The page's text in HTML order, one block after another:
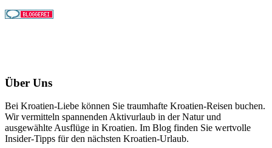
Über Uns
Bei Kroatien-Liebe können Sie traumhafte Kroatien-Reisen buchen.
Wir vermitteln spannenden Aktivurlaub in der Natur und
ausgewählte Ausflüge in Kroatien. Im Blog finden Sie wertvolle
Insider-Tipps für den nächsten Kroatien-Urlaub.